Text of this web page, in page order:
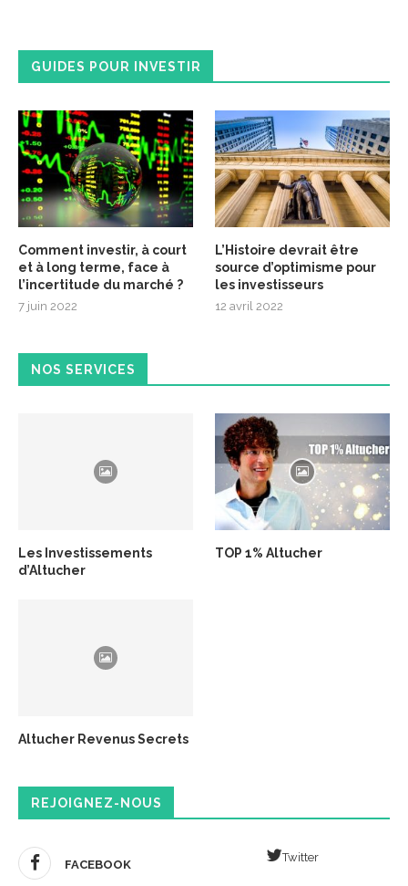
GUIDES POUR INVESTIR
Comment investir, à court
et à long terme, face à
l’incertitude du marché ?
7 juin 2022
L’Histoire devrait être
source d’optimisme pour
les investisseurs
12 avril 2022
NOS SERVICES
Les Investissements
d’Altucher
TOP 1% Altucher
Altucher Revenus Secrets
REJOIGNEZ-NOUS
FACEBOOK
Twitter